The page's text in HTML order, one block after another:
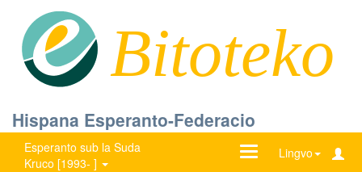
Bitoteko
Hispana Esperanto-Federacio
Esperanto sub la Suda
Kruco [1993- ]
Lingvo
Ŝanĝu